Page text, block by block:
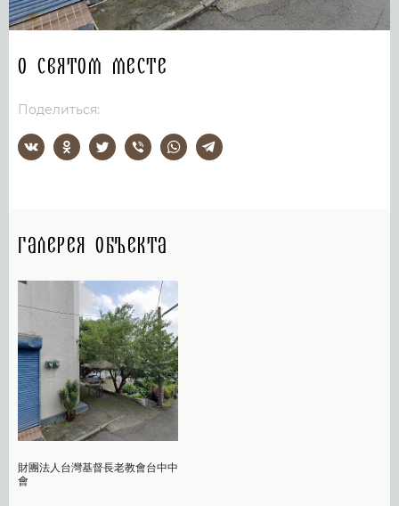
О святом месте
Поделиться:
Галерея объекта
財團法人台灣基督長老教會台中中
會